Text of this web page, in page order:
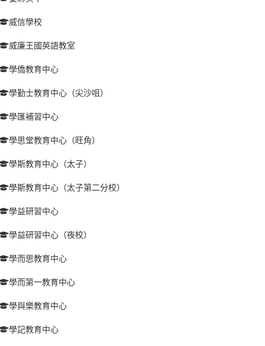
威信學校
威廉王國英語教室
學僑教育中心
學勤士教育中心（尖沙咀）
學匯補習中心
學思堂教育中心（旺角）
學斯教育中心（太子）
學斯教育中心（太子第二分校）
學益研習中心
學益研習中心（夜校）
學而思教育中心
學而第一教育中心
學與樂教育中心
學記教育中心